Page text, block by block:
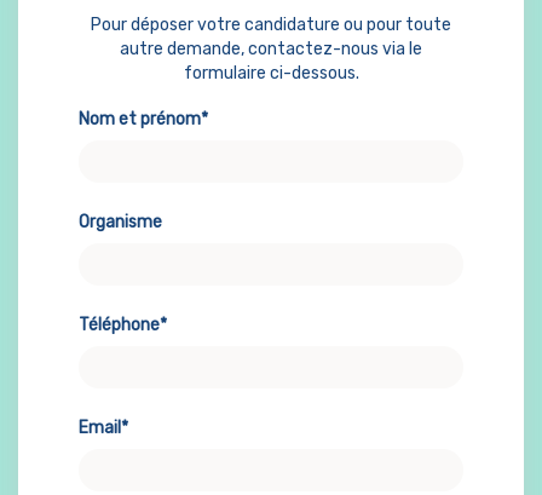
Pour déposer votre candidature ou pour toute
autre demande, contactez-nous via le
formulaire ci-dessous.
Nom et prénom*
Organisme
Téléphone*
Email*